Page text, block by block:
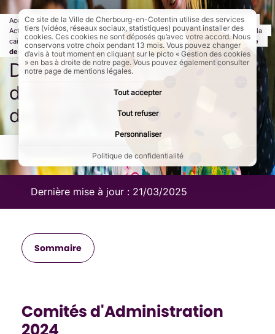
Accueil Ma ville Mairie
Affichage des actes réglementaires
Actes réglementaires de la caisse des écoles
Conseil d'administration de la
caisse des écoles
Page active :
Délibérations du conseil d'administration de la caisse
des écoles
Délibérations du conseil
d'administration de la caisse
des écoles
Dernière mise à jour : 21/03/2025
Sommaire
Comités d'Administration
Ce site de la Ville de Cherbourg-en-Cotentin utilise des services
tiers (vidéos, réseaux sociaux, statistiques) pouvant installer des
cookies. Ces cookies ne sont déposés qu’avec votre accord. Nous
conservons votre choix pendant 13 mois. Vous pouvez changer
d’avis à tout moment en cliquant sur le picto « Gestion des cookies
» en bas à droite de notre page. Vous pouvez également consulter
notre page de mentions légales.
Tout accepter
Tout refuser
Personnaliser
Politique de confidentialité